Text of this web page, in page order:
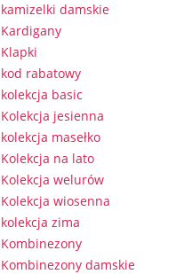
kamizelki damskie
Kardigany
Klapki
kod rabatowy
kolekcja basic
Kolekcja jesienna
kolekcja masełko
Kolekcja na lato
Kolekcja welurów
Kolekcja wiosenna
kolekcja zima
Kombinezony
Kombinezony damskie